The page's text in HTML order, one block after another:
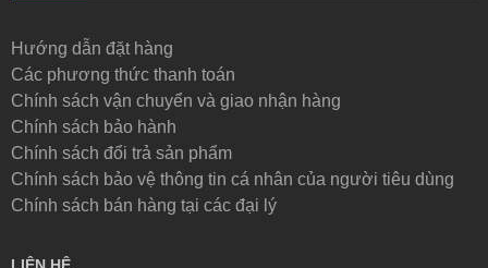
Hướng dẫn đặt hàng
Các phương thức thanh toán
Chính sách vận chuyển và giao nhận hàng
Chính sách bảo hành
Chính sách đổi trả sản phẩm
Chính sách bảo vệ thông tin cá nhân của người tiêu dùng
Chính sách bán hàng tại các đại lý